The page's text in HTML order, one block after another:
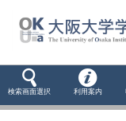
検索画面選択 利用案内